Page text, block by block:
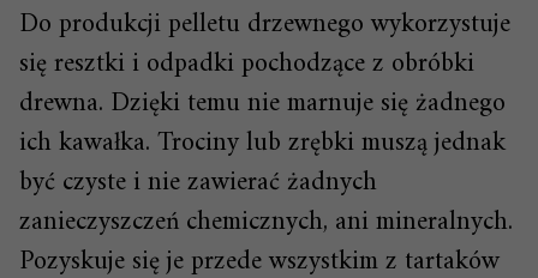
Do produkcji pelletu drzewnego wykorzystuje
się resztki i odpadki pochodzące z obróbki
drewna. Dzięki temu nie marnuje się żadnego
ich kawałka. Trociny lub zrębki muszą jednak
być czyste i nie zawierać żadnych
zanieczyszczeń chemicznych, ani mineralnych.
Pozyskuje się je przede wszystkim z tartaków